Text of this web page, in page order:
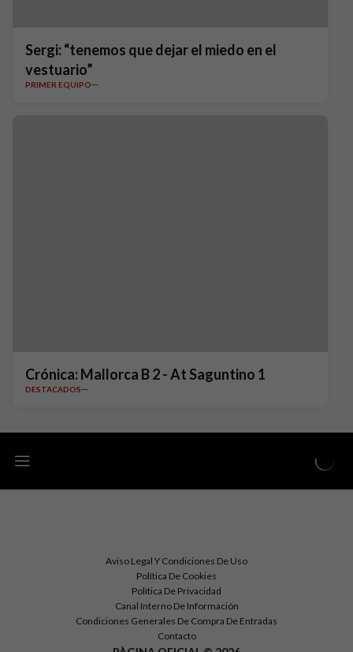
Sergi: “tenemos que dejar el miedo en el
vestuario”
PRIMER EQUIPO
Crónica: Mallorca B 2 - At Saguntino 1
DESTACADOS
Aviso Legal Y Condiciones De Uso
Política De Cookies
Política De Privacidad
Canal Interno De Información
Condiciones Generales De Compra De Entradas
Contacto